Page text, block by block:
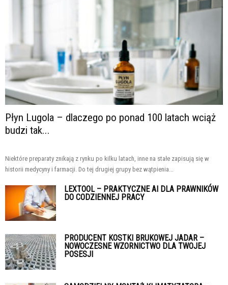
Płyn Lugola – dlaczego po ponad 100 latach wciąż
budzi tak...
Niektóre preparaty znikają z rynku po kilku latach, inne na stałe zapisują się w
historii medycyny i farmacji. Do tej drugiej grupy bez wątpienia...
LEXTOOL – PRAKTYCZNE AI DLA PRAWNIKÓW
DO CODZIENNEJ PRACY
PRODUCENT KOSTKI BRUKOWEJ JADAR –
NOWOCZESNE WZORNICTWO DLA TWOJEJ
POSESJI